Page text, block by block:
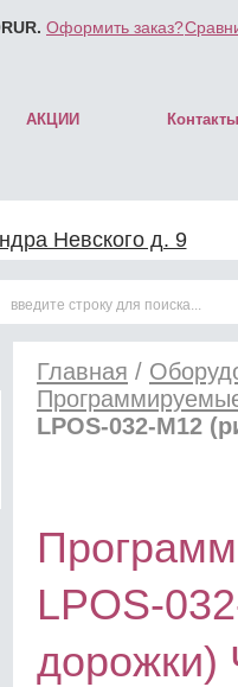
RUR. Оформить заказ?
АКЦИИ Контакты
Невского д. 9
Главная /
LPOS-032-М12
LPOS-
дорожки)